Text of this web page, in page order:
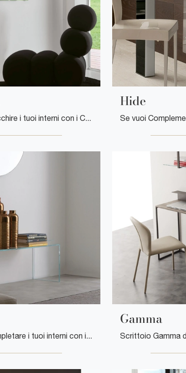
Desideri arricchire i tuoi interni con i Complementi Ponti Terenghi? Eccoti diversi modelli di specchi in plastica come Minorca.
Hide
Desideri completare i tuoi interni con i Complementi Ponti Terenghi? Ti presentiamo molteplici modelli di tavolini in vetro come Pacifico.
Gamma